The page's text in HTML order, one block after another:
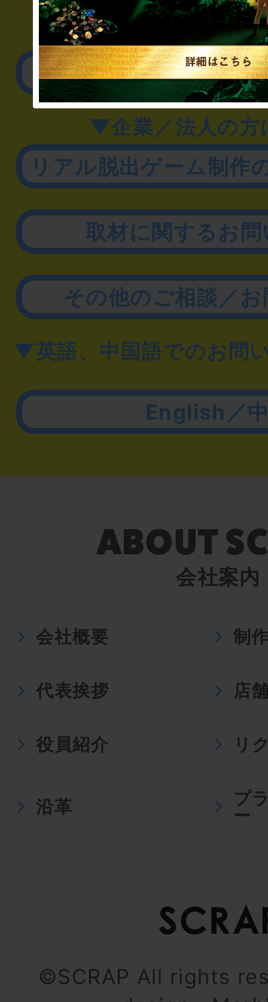
▼一般のお客様
公演内容、チケット
▼企業／法人の方
リアル脱出ゲーム制作
取材に関するお
その他のご相談／
▼英語、中国語でのお問
English／
会社案内
会社概要 制
代表挨拶 店
役員紹介 リ
沿革
プ
ー
©SCRAP All rights